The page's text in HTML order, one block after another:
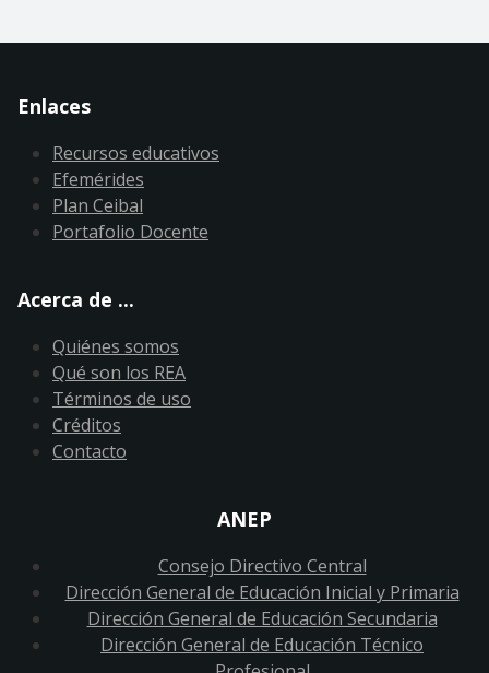
Enlaces
Recursos educativos
Efemérides
Plan Ceibal
Portafolio Docente
Acerca de ...
Quiénes somos
Qué son los REA
Términos de uso
Créditos
Contacto
ANEP
Consejo Directivo Central
Dirección General de Educación Inicial y Primaria
Dirección General de Educación Secundaria
Dirección General de Educación Técnico